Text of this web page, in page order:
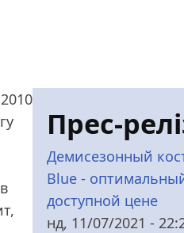
Прес-
Демисезонный
Blue -
доступной цене
нд, 11/07/2021 -